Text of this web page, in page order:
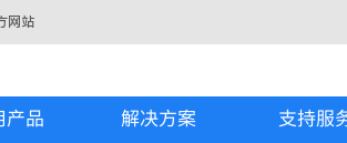
网站
解决方案 支持服
产品